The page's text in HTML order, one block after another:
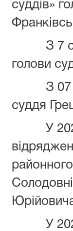
суддів»
З 7
голови
З 07
суддя
У
У 2025